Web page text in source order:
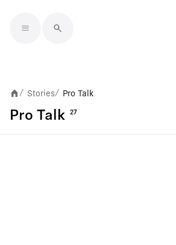
/ Stories/ Pro Talk
Pro Talk